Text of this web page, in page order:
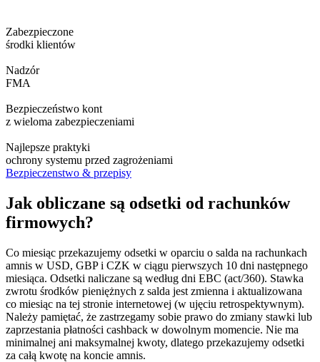
Zabezpieczone
środki klientów
Nadzór
FMA
Bezpieczeństwo kont
z wieloma zabezpieczeniami
Najlepsze praktyki
ochrony systemu przed zagrożeniami
Bezpieczenstwo & przepisy
Jak obliczane są odsetki od rachunków
firmowych?
Co miesiąc przekazujemy odsetki w oparciu o salda na rachunkach
amnis w USD, GBP i CZK w ciągu pierwszych 10 dni następnego
miesiąca. Odsetki naliczane są według dni EBC (act/360). Stawka
zwrotu środków pieniężnych z salda jest zmienna i aktualizowana
co miesiąc na tej stronie internetowej (w ujęciu retrospektywnym).
Należy pamiętać, że zastrzegamy sobie prawo do zmiany stawki lub
zaprzestania płatności cashback w dowolnym momencie. Nie ma
minimalnej ani maksymalnej kwoty, dlatego przekazujemy odsetki
za całą kwotę na koncie amnis.